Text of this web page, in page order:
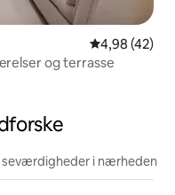
4,98 ud af 5 i
4,98 (42)
og terrasse
seværdigheder i nærheden